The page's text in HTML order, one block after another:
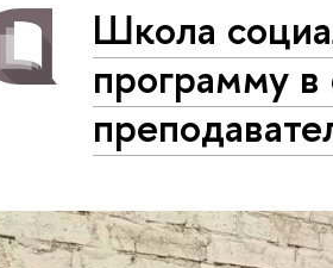
Школа
программу